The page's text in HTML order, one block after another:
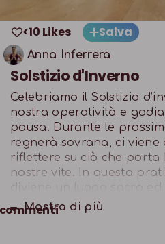
<10 Likes Salva
Anna Inferrera
Solstizio d'Inverno
Celebriamo il Solstizio
nostra operatività e
pausa. Durante le
regnerà sovrana, ci
riflettere su ciò che porta
nostre vite. In questa
diviene un luogo sacro
saluti al sole una
riconoscimento verso ciò
Mostra di più